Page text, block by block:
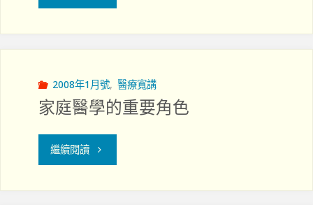
後"
2008年1月號, 醫療寬講
家庭醫學的重要角色
繼續閱讀"家